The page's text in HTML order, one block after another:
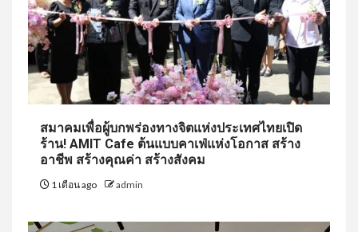
สมาคมเพื่อผู้บกพร่องทางจิตแห่งประเทศไทยเปิด
ร้าน! AMIT Cafe ต้นแบบคาเฟ่แห่งโอกาส สร้าง
อาชีพ สร้างคุณค่า สร้างสังคม
1 เดือน ago admin